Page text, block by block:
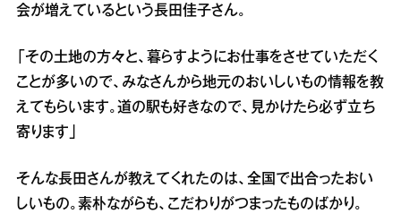
会が増えているという長田佳子さん。
「その土地の方々と、暮らすようにお仕事をさせていただく
ことが多いので、みなさんから地元のおいしいもの情報を教
えてもらいます。道の駅も好きなので、見かけたら必ず立ち
寄ります」
そんな長田さんが教えてくれたのは、全国で出合ったおい
しいもの。素朴ながらも、こだわりがつまったものばかり。